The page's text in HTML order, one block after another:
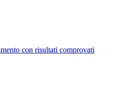
con risultati comprovati